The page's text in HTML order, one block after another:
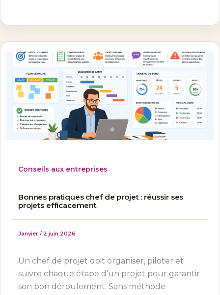
Conseils aux entreprises
Bonnes pratiques chef de projet : réussir ses
projets efficacement
Janvier / 2 juin 2026
Un chef de projet doit organiser, piloter et
suivre chaque étape d’un projet pour garantir
son bon déroulement. Sans méthode